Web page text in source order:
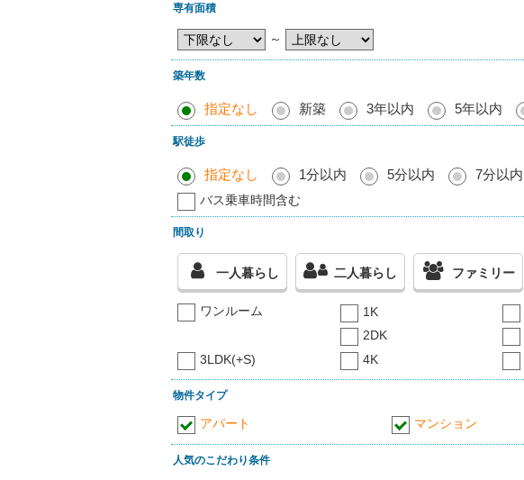
専有面積
～
築年数
指定なし 新築 3年以内 5年以内
駅徒歩
指定なし 1分以内 5分以内 7分以内
バス乗車時間含む
間取り
一人暮らし 二人暮らし ファミリー
ワンルーム 1K
2DK
3LDK(+S)
4K
物件タイプ
アパート マンション
人気のこだわり条件